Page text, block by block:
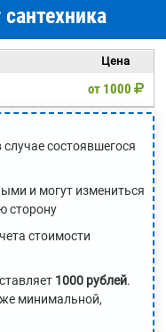
Цена
от 1000
состоявшегося
и могут измениться
сторону
стоимости
1000 рублей.
минимальной,